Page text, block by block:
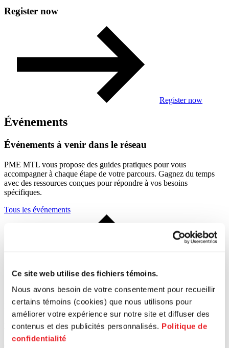
Ce site web utilise des fichiers témoins.
Nous avons besoin de votre consentement pour recueillir
certains témoins (cookies) que nous utilisons pour
améliorer votre expérience sur notre site et diffuser des
contenus et des publicités personnalisés. Politique de
confidentialité
Register now
Register now
Événements
Événements à venir dans le réseau
PME MTL vous propose des guides pratiques pour vous
accompagner à chaque étape de votre parcours. Gagnez du temps
avec des ressources conçues pour répondre à vos besoins
spécifiques.
Tous les événements
Information session 11 Aug
Démarrage d'entreprise Grand Sud-Ouest